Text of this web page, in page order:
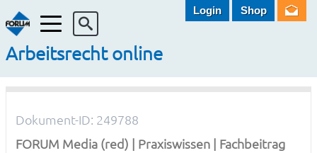
Menü
Arbeitsrecht online
Login Shop
Dokument-ID: 249788
FORUM Media (red) | Praxiswissen | Fachbeitrag